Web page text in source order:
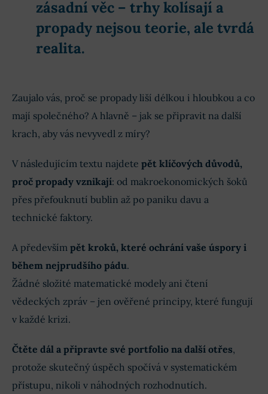
zásadní věc – trhy kolísají a
propady nejsou teorie, ale tvrdá
realita.
Zaujalo vás, proč se propady liší délkou i hloubkou a co
mají společného? A hlavně – jak se připravit na další
krach, aby vás nevyvedl z míry?
V následujícím textu najdete pět klíčových důvodů,
proč propady vznikají: od makroekonomických šoků
přes přefouknutí bublin až po paniku davu a
technické faktory.
A především pět kroků, které ochrání vaše úspory i
během nejprudšího pádu.
Žádné složité matematické modely ani čtení
vědeckých zpráv – jen ověřené principy, které fungují
v každé krizi.
Čtěte dál a připravte své portfolio na další otřes,
protože skutečný úspěch spočívá v systematickém
přístupu, nikoli v náhodných rozhodnutích.